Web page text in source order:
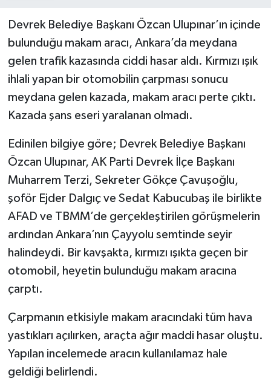
Devrek Belediye Başkanı Özcan Ulupınar’ın içinde
bulunduğu makam aracı, Ankara’da meydana
gelen trafik kazasında ciddi hasar aldı. Kırmızı ışık
ihlali yapan bir otomobilin çarpması sonucu
meydana gelen kazada, makam aracı perte çıktı.
Kazada şans eseri yaralanan olmadı.
Edinilen bilgiye göre; Devrek Belediye Başkanı
Özcan Ulupınar, AK Parti Devrek İlçe Başkanı
Muharrem Terzi, Sekreter Gökçe Çavuşoğlu,
şoför Ejder Dalgıç ve Sedat Kabucubaş ile birlikte
AFAD ve TBMM’de gerçekleştirilen görüşmelerin
ardından Ankara’nın Çayyolu semtinde seyir
halindeydi. Bir kavşakta, kırmızı ışıkta geçen bir
otomobil, heyetin bulunduğu makam aracına
çarptı.
Çarpmanın etkisiyle makam aracındaki tüm hava
yastıkları açılırken, araçta ağır maddi hasar oluştu.
Yapılan incelemede aracın kullanılamaz hale
geldiği belirlendi.